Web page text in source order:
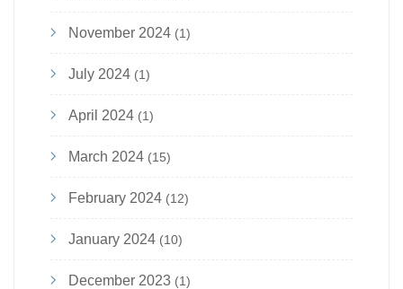
November 2024 (1)
July 2024 (1)
April 2024 (1)
March 2024 (15)
February 2024 (12)
January 2024 (10)
December 2023 (1)